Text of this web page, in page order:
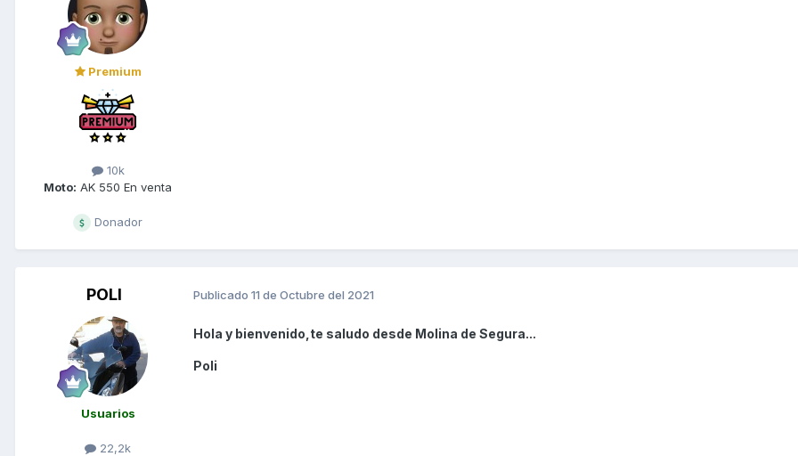
Premium
10k
Moto: AK 550 En venta
Donador
POLI
Usuarios
22,2k
Publicado 11 de Octubre del 2021
Hola y bienvenido,te saludo desde Molina de Segura...
Poli